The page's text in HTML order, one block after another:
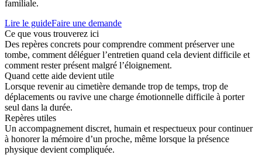
familiale.
Lire le guideFaire une demande
Ce que vous trouverez ici
Des repères concrets pour comprendre comment préserver une
tombe, comment déléguer l’entretien quand cela devient difficile et
comment rester présent malgré l’éloignement.
Quand cette aide devient utile
Lorsque revenir au cimetière demande trop de temps, trop de
déplacements ou ravive une charge émotionnelle difficile à porter
seul dans la durée.
Repères utiles
Un accompagnement discret, humain et respectueux pour continuer
à honorer la mémoire d’un proche, même lorsque la présence
physique devient compliquée.